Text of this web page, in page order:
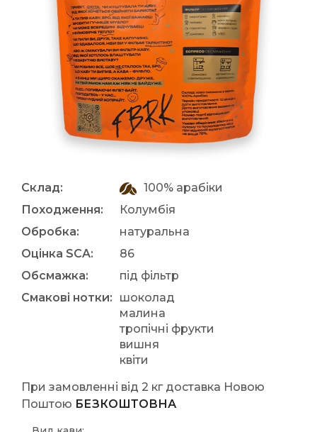
Склад:
100% арабіки
Походження:
Колумбія
Обробка:
натуральна
Оцінка SCA:
86
Обсмажка:
під фільтр
Смакові нотки:
шоколад
малина
тропічні фрукти
вишня
квіти
При замовленні від 2 кг доставка Новою
Поштою БЕЗКОШТОВНА